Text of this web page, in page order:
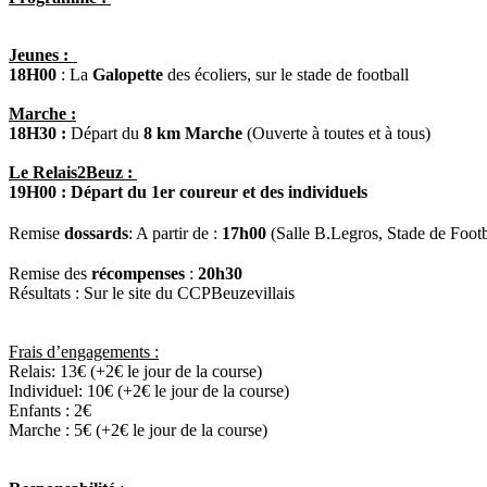
Jeunes :
18H00 : La Galopette des écoliers, sur le stade de football
Marche :
18H30 : Départ du 8 km Marche (Ouverte à toutes et à tous)
Le Relais2Beuz :
19H00 : Départ du 1er coureur et des individuels
Remise dossards: A partir de : 17h00 (Salle B.Legros, Stade de
Remise des récompenses : 20h30
Résultats : Sur le site du CCPBeuzevillais
Frais d’engagements :
Relais: 13€ (+2€ le jour de la course)
Individuel: 10€ (+2€ le jour de la course)
Enfants : 2€
Marche : 5€ (+2€ le jour de la course)